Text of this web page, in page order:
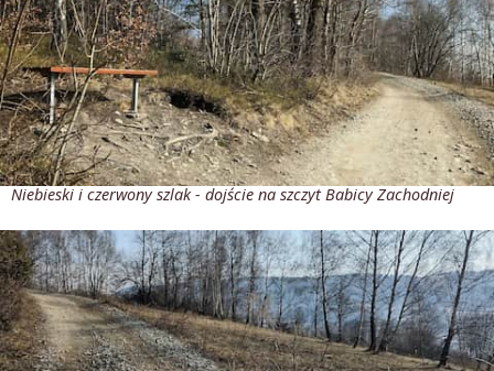
Niebieski i czerwony szlak - dojście na szczyt Babicy Zachodniej